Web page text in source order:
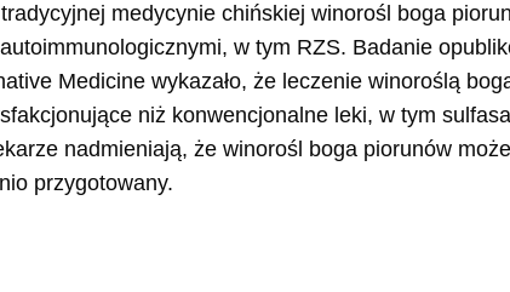
medycynie chińskiej winorośl boga
w tym RZS. Badanie
Medicine wykazało, że leczenie winoroślą
niż konwencjonalne leki, w tym
nadmieniają, że winorośl boga piorunów
przygotowany.